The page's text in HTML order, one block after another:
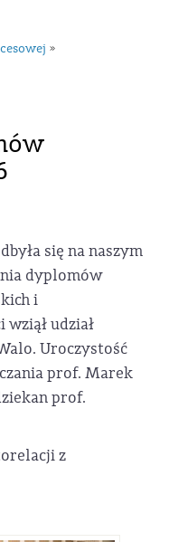
»
się na naszym
dyplomów
i
udział
Uroczystość
prof. Marek
prof.
z